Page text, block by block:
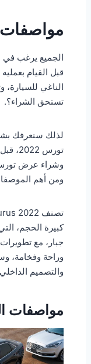
مواصفات
الجميع يرغب في
قبل القيام
الناغي
تستحق الشراء؟.
لذلك سنعرفك
تورس
ومن أهم الموصفات
كبيرة الحجم،
جبار، مع
وراحة وفخامة،
والتصميم
مواصفات